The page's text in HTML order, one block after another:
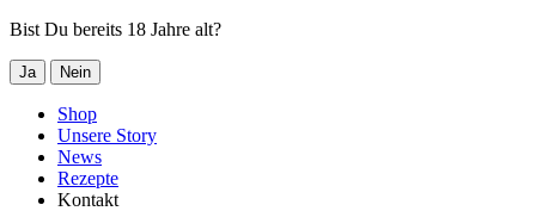
Bist Du bereits 18 Jahre alt?
Ja Nein
Shop
Unsere Story
News
Rezepte
Kontakt